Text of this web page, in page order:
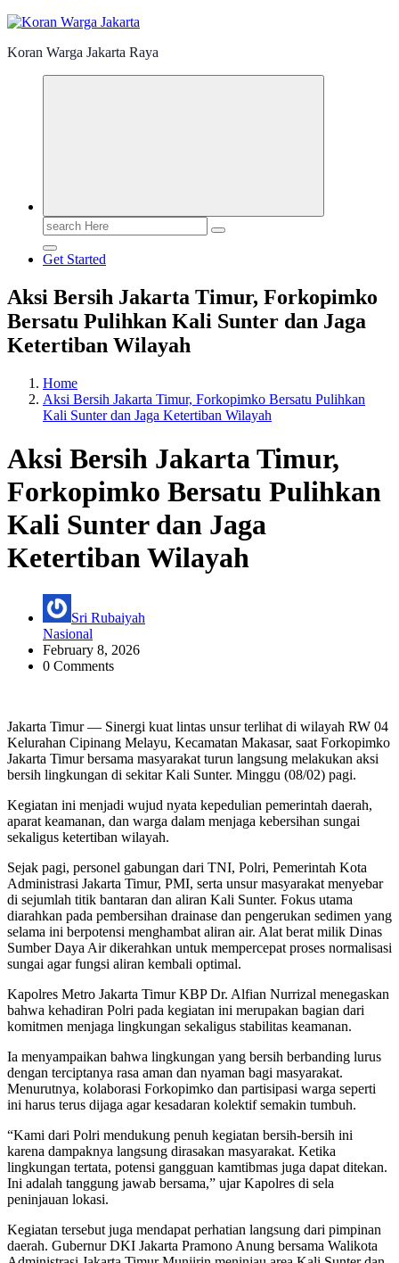
Koran Warga Jakarta Raya
Search
for:
Get Started
Aksi Bersih Jakarta Timur, Forkopimko
Bersatu Pulihkan Kali Sunter dan Jaga
Ketertiban Wilayah
Home
Aksi Bersih Jakarta Timur, Forkopimko Bersatu Pulihkan
Kali Sunter dan Jaga Ketertiban Wilayah
Aksi Bersih Jakarta Timur,
Forkopimko Bersatu Pulihkan
Kali Sunter dan Jaga
Ketertiban Wilayah
Sri Rubaiyah
Nasional
February 8, 2026
0 Comments
Jakarta Timur — Sinergi kuat lintas unsur terlihat di wilayah RW 04
Kelurahan Cipinang Melayu, Kecamatan Makasar, saat Forkopimko
Jakarta Timur bersama masyarakat turun langsung melakukan aksi
bersih lingkungan di sekitar Kali Sunter. Minggu (08/02) pagi.
Kegiatan ini menjadi wujud nyata kepedulian pemerintah daerah,
aparat keamanan, dan warga dalam menjaga kebersihan sungai
sekaligus ketertiban wilayah.
Sejak pagi, personel gabungan dari TNI, Polri, Pemerintah Kota
Administrasi Jakarta Timur, PMI, serta unsur masyarakat menyebar
di sejumlah titik bantaran dan aliran Kali Sunter. Fokus utama
diarahkan pada pembersihan drainase dan pengerukan sedimen yang
selama ini berpotensi menghambat aliran air. Alat berat milik Dinas
Sumber Daya Air dikerahkan untuk mempercepat proses normalisasi
sungai agar fungsi aliran kembali optimal.
Kapolres Metro Jakarta Timur KBP Dr. Alfian Nurrizal menegaskan
bahwa kehadiran Polri pada kegiatan ini merupakan bagian dari
komitmen menjaga lingkungan sekaligus stabilitas keamanan.
Ia menyampaikan bahwa lingkungan yang bersih berbanding lurus
dengan terciptanya rasa aman dan nyaman bagi masyarakat.
Menurutnya, kolaborasi Forkopimko dan partisipasi warga seperti
ini harus terus dijaga agar kesadaran kolektif semakin tumbuh.
“Kami dari Polri mendukung penuh kegiatan bersih-bersih ini
karena dampaknya langsung dirasakan masyarakat. Ketika
lingkungan tertata, potensi gangguan kamtibmas juga dapat ditekan.
Ini adalah tanggung jawab bersama,” ujar Kapolres di sela
peninjauan lokasi.
Kegiatan tersebut juga mendapat perhatian langsung dari pimpinan
daerah. Gubernur DKI Jakarta Pramono Anung bersama Walikota